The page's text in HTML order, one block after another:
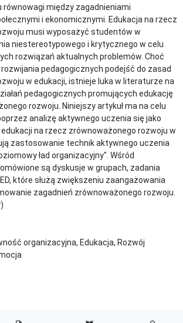
równowagi między zagadnieniami
i ekonomicznymi. Edukacja na rzecz
musi wyposażyć studentów w
niestereotypowego i krytycznego w celu
rozwiązań aktualnych problemów. Choć
pedagogicznych podejść do zasad
w edukacji, istnieje luka w literaturze na
pedagogicznych promujących edukację
rozwoju. Niniejszy artykuł ma na celu
analizę aktywnego uczenia się jako
na rzecz zrównoważonego rozwoju w
zastosowanie technik aktywnego uczenia
ład organizacyjny". Wśród
są dyskusje w grupach, zadania
które służą zwiększeniu zaangażowania
zagadnień zrównoważonego rozwoju.
organizacyjna, Edukacja, Rozwój